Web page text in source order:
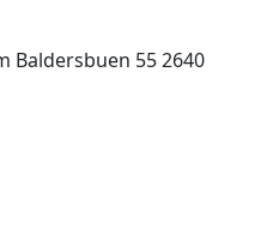
Baldersbuen 55 2640